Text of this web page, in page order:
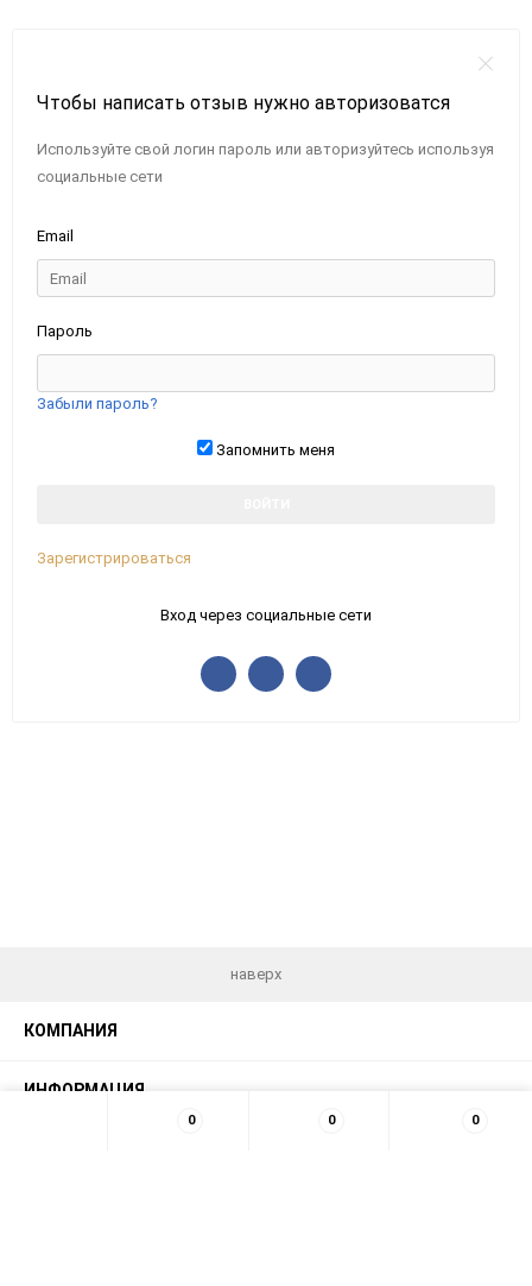
Чтобы написать отзыв нужно авторизоватся
Используйте свой логин пароль или авторизуйтесь используя
социальные сети
Email
Пароль
Забыли пароль?
Запомнить меня
Зарегистрироваться
Вход через социальные сети
наверх
КОМПАНИЯ
ИНФОРМАЦИЯ
0 0 0